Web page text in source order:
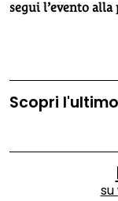
segui l’evento alla
Scopri
su